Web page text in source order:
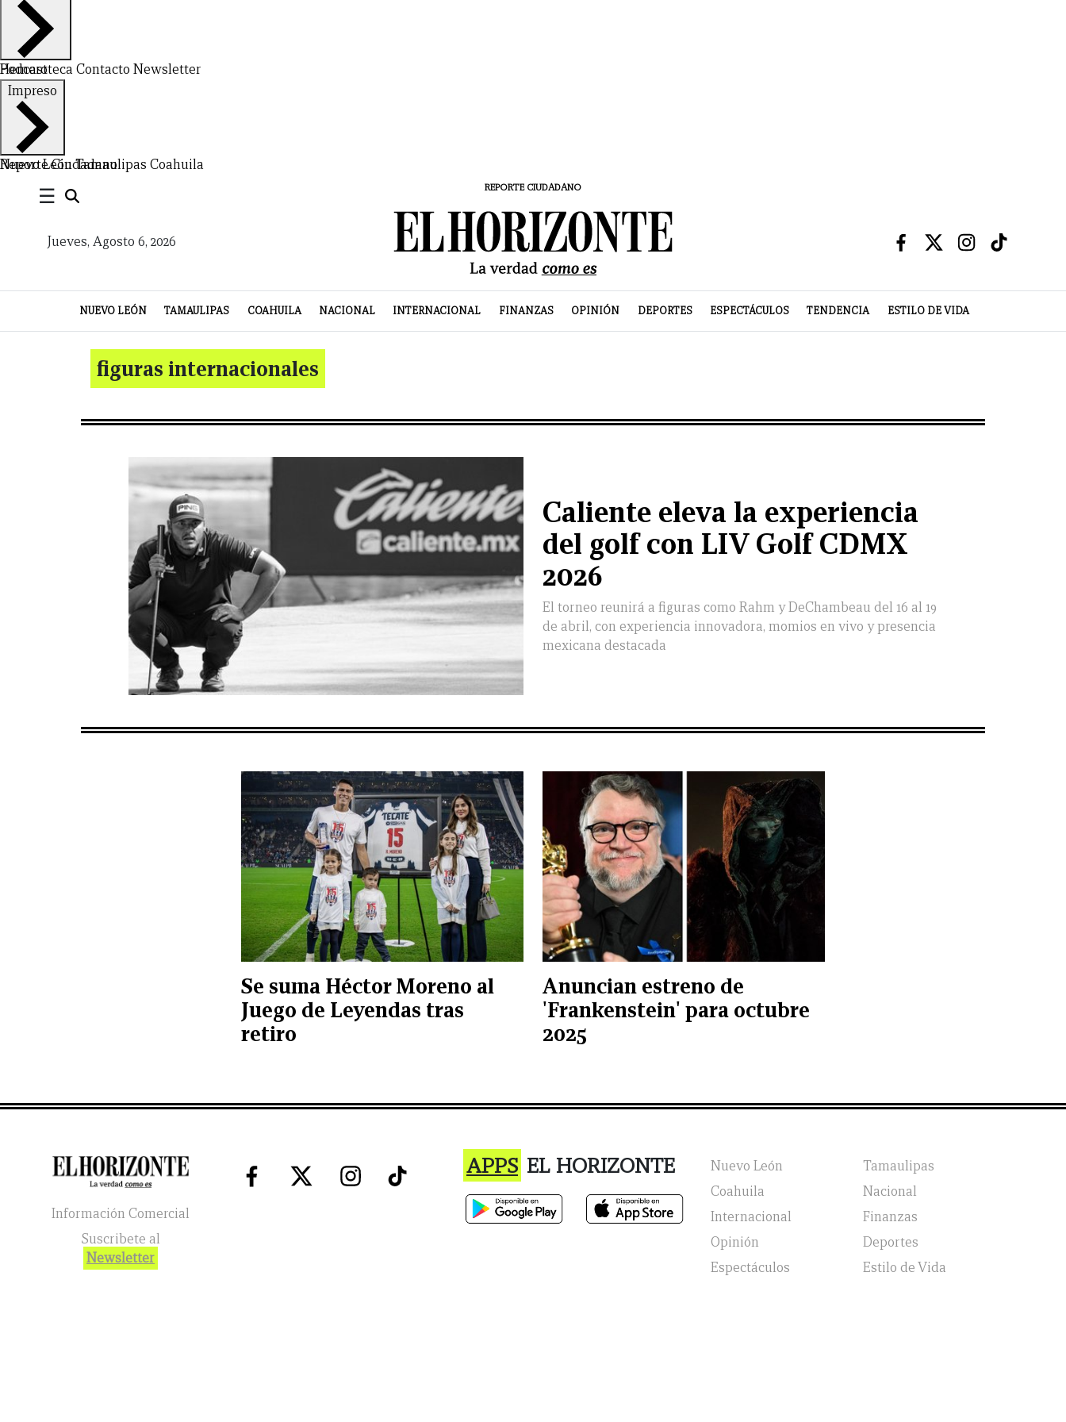
Hemeroteca Contacto Newsletter
Podcast
Impreso
Nuevo LeónTamaulipas Coahuila
Reporte Ciudadano
☰ REPORTE CIUDADANO
Jueves, Agosto 6, 2026
NUEVO LEÓN TAMAULIPAS COAHUILA NACIONAL INTERNACIONAL FINANZAS OPINIÓN DEPORTES ESPECTÁCULOS TENDENCIA ESTILO DE VIDA
LEÓN
DE
VIDA
figuras internacionales
Caliente eleva la experiencia
del golf con LIV Golf CDMX
2026
El torneo reunirá a figuras como Rahm y DeChambeau del 16 al 19
de abril, con experiencia innovadora, momios en vivo y presencia
mexicana destacada
Se suma Héctor Moreno al
Juego de Leyendas tras
retiro
Anuncian estreno de
'Frankenstein' para octubre
2025
Información Comercial
Suscribete al
Newsletter
APPS EL HORIZONTE Nuevo León
Tamaulipas
Coahuila
Nacional
Internacional
Finanzas
Opinión
Deportes
Espectáculos
Estilo de Vida